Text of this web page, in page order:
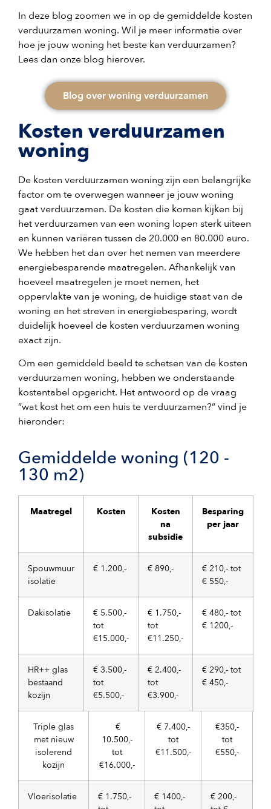
In deze blog zoomen we in op de gemiddelde kosten
verduurzamen woning. Wil je meer informatie over
hoe je jouw woning het beste kan verduurzamen?
Lees dan onze blog hierover.
Blog over woning verduurzamen
Kosten verduurzamen
woning
De kosten verduurzamen woning zijn een belangrijke
factor om te overwegen wanneer je jouw woning
gaat verduurzamen. De kosten die komen kijken bij
het verduurzamen van een woning lopen sterk uiteen
en kunnen variëren tussen de 20.000 en 80.000 euro.
We hebben het dan over het nemen van meerdere
energiebesparende maatregelen. Afhankelijk van
hoeveel maatregelen je moet nemen, het
oppervlakte van je woning, de huidige staat van de
woning en het streven in energiebesparing, wordt
duidelijk hoeveel de kosten verduurzamen woning
exact zijn.
Om een gemiddeld beeld te schetsen van de kosten
verduurzamen woning, hebben we onderstaande
kostentabel opgericht. Het antwoord op de vraag
”wat kost het om een huis te verduurzamen?” vind je
hieronder:
Gemiddelde woning (120 -
130 m2)
Maatregel Kosten
Kosten
na
subsidie
Besparing
per jaar
Spouwmuur
isolatie
€ 1.200,- € 890,-
€ 210,- tot
€ 550,-
Dakisolatie
€ 5.500,-
tot
€15.000,-
€ 1.750,-
tot
€11.250,-
€ 480,- tot
€ 1200,-
HR++ glas
bestaand
kozijn
€ 3.500,-
tot
€5.500,-
€ 2.400,-
tot
€3.900,-
€ 290,- tot
€ 450,-
Triple glas
met nieuw
isolerend
kozijn
€
10.500,-
tot
€16.000,-
€ 7.400,-
tot
€11.500,-
€350,-
tot
€550,-
Vloerisolatie
€ 1.750,-
€ 1400,-
€ 200,-